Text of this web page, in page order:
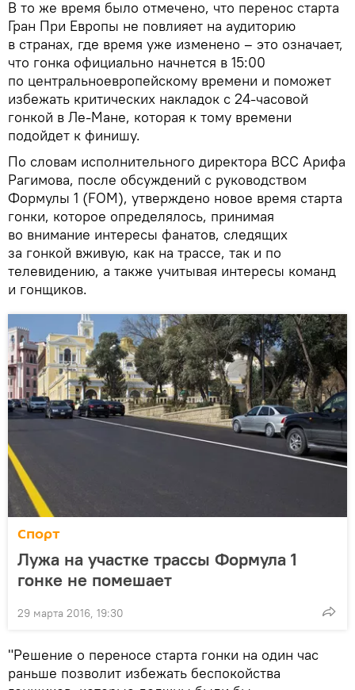
В то же время было отмечено, что перенос старта
Гран При Европы не повлияет на аудиторию
в странах, где время уже изменено – это означает,
что гонка официально начнется в 15:00
по центральноевропейскому времени и поможет
избежать критических накладок с 24-часовой
гонкой в Ле-Мане, которая к тому времени
подойдет к финишу.
По словам исполнительного директора BCC Арифа
Рагимова, после обсуждений с руководством
Формулы 1 (FOM), утверждено новое время старта
гонки, которое определялось, принимая
во внимание интересы фанатов, следящих
за гонкой вживую, как на трассе, так и по
телевидению, а также учитывая интересы команд
и гонщиков.
Спорт
Лужа на участке трассы Формула 1
гонке не помешает
29 марта 2016, 19:30
"Решение о переносе старта гонки на один час
раньше позволит избежать беспокойства